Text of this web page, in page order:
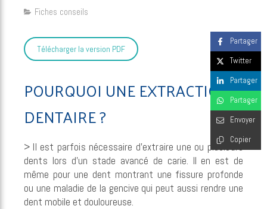
Fiches conseils
Télécharger la version PDF
POURQUOI UNE EXTRACTION
DENTAIRE ?
> Il est parfois nécessaire d’extraire une ou plusieurs
dents lors d’un stade avancé de carie. Il en est de
même pour une dent montrant une fissure profonde
ou une maladie de la gencive qui peut aussi rendre une
dent mobile et douloureuse.
Partager
Twitter
Partager
Partager
Envoyer
Copier